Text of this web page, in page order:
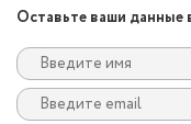
Оставьте ваши данные